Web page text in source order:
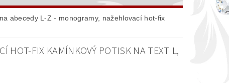
A SLEVY GALERIE
OCHRANY OSOBNÍCH ÚDAJŮ
abecedy L-Z - monogramy, nažehlovací hot-fix
HOT-FIX KAMÍNKOVÝ POTISK NA TEXTIL,